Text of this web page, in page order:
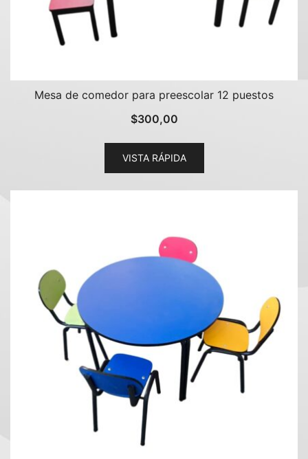
Mesa de comedor para preescolar 12 puestos
$300,00
VISTA RÁPIDA